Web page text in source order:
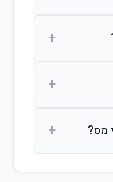
לתקרה
+
+
מס? +